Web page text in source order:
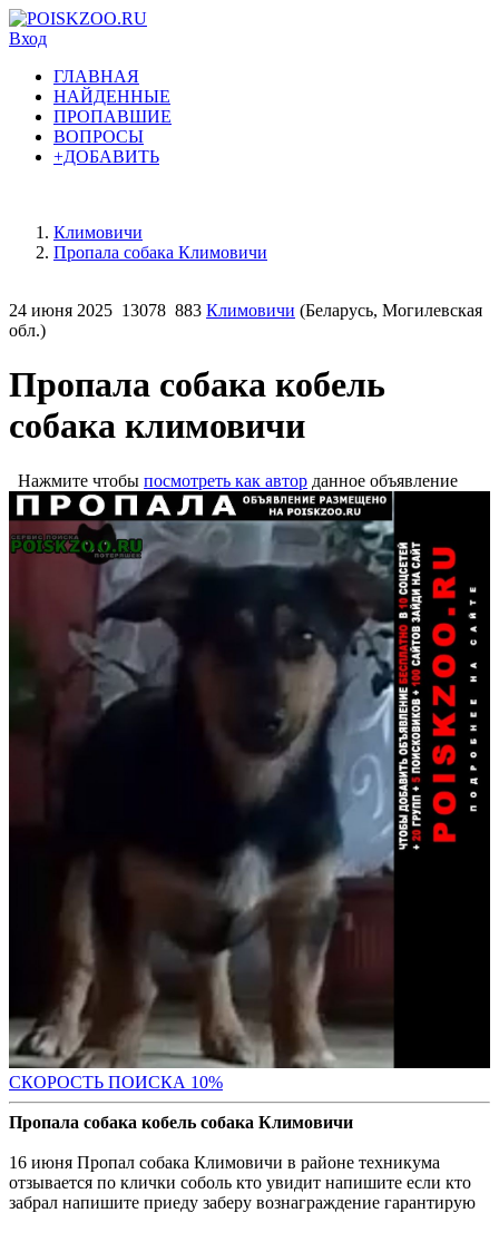
Вход
ГЛАВНАЯ
НАЙДЕННЫЕ
ПРОПАВШИЕ
ВОПРОСЫ
+ДОБАВИТЬ
Климовичи
Пропала собака Климовичи
24 июня 2025 13078 883 Климовичи (Беларусь, Могилевская
обл.)
Пропала собака кобель
собака климовичи
Нажмите чтобы посмотреть как автор данное объявление
СКОРОСТЬ ПОИСКА 10%
Пропала собака кобель собака Климовичи
16 июня Пропал собака Климовичи в районе техникума
отзывается по клички соболь кто увидит напишите если кто
забрал напишите приеду заберу вознаграждение гарантирую